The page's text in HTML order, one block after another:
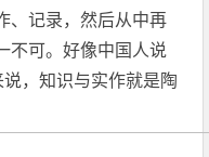
、记录，然后从中再
不可。好像中国人说
说，知识与实作就是陶